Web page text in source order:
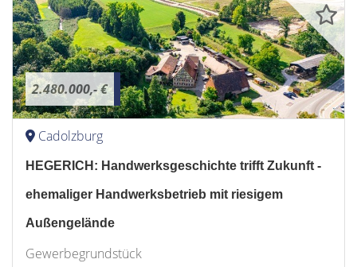
2.480.000,- €
Cadolzburg
HEGERICH: Handwerksgeschichte trifft Zukunft -
ehemaliger Handwerksbetrieb mit riesigem
Außengelände
Gewerbegrundstück